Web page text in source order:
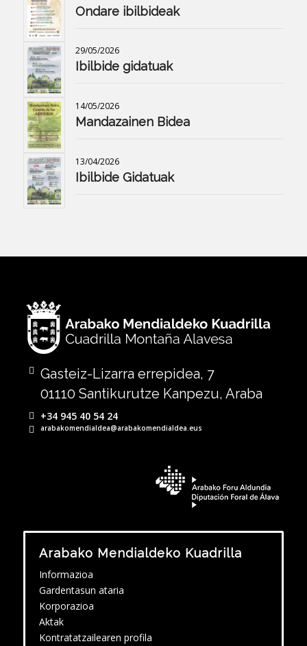
Ondare ibilbideak
29/05/2026
Ibilbide gidatuak
14/05/2026
Mandazainen Bidea
13/04/2026
Ibilbide Gidatuak
Gasteiz-Lizarra errepidea, 7
01110 Santikurutze Kanpezu, Araba
+34 945 40 54 24
arabakomendialdea@arabakomendialdea.eus
Arabako Mendialdeko Kuadrilla
Informazioa
Gardentasun ataria
Korporazioa
Aktak
Kontratatzailearen profila